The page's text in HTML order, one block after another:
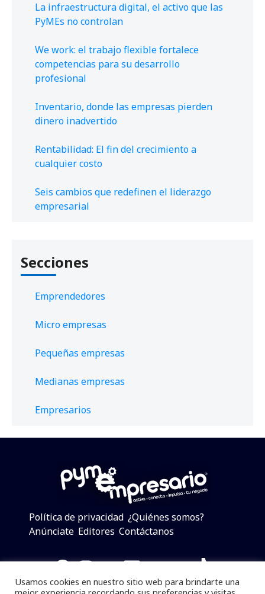
La infraestructura digital, el activo que las
PyMEs no controlan
We work: el trabajo flexible fortalece
competencias para su desarrollo
profesional
Inventario, donde las empresas pierden
dinero inadvertido
Rentabilidad: El fin del crecimiento a
cualquier costo
Seis cambios que redefinen el liderazgo
empresarial
Secciones
Emprendedores
Micro empresas
Pequeñas empresas
Medianas empresas
Empresarios
Política de privacidad ¿Quiénes somos?
Anúnciate Editores Contáctanos
Facebook
Instagram
Twitter
LinkedIn
Telegram
YouTube
TikTok
Usamos cookies en nuestro sitio web para brindarte una